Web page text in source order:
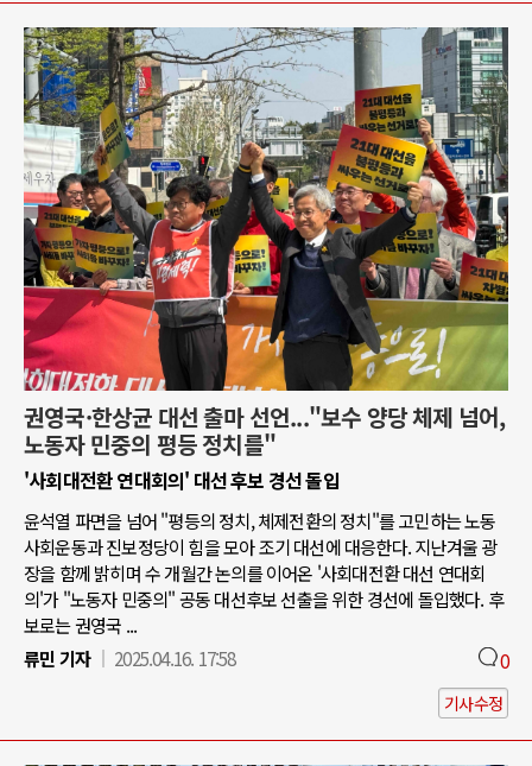
권영국·한상균 대선 출마 선언..."보수 양당 체제 넘어,
노동자 민중의 평등 정치를"
'사회대전환 연대회의' 대선 후보 경선 돌입
윤석열 파면을 넘어 "평등의 정치, 체제전환의 정치"를 고민하는 노동
사회운동과 진보정당이 힘을 모아 조기 대선에 대응한다. 지난겨울 광
장을 함께 밝히며 수 개월간 논의를 이어온 '사회대전환 대선 연대회
의'가 "노동자 민중의" 공동 대선후보 선출을 위한 경선에 돌입했다. 후
보로는 권영국 ...
류민 기자
2025.04.16. 17:58 0
기사수정